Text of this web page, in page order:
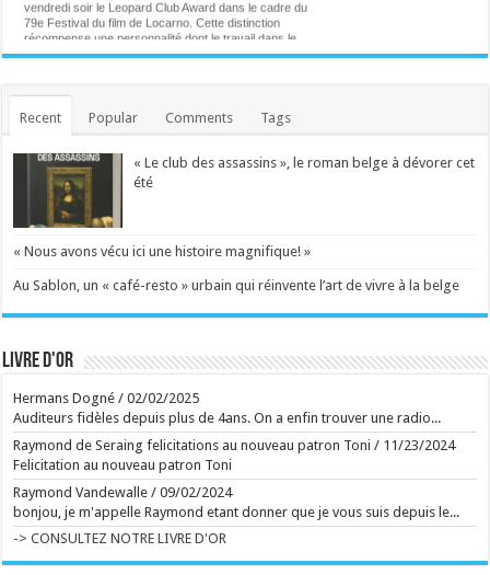
79e Festival du film de Locarno. Cette distinction
récompense une personnalité dont le travail dans le
Ecrit le 08/08 12:50
Une laryngite aiguë contraint Charlotte Cardin à
annuler son concert au Ronquières Festival. Lost
Frequencies la remplacera ce dimanche soir. ...
Ecrit le 09/08 11:18
Immersion dans un monde post-humain, sombre et
poétique
Pierre Huyghe offre une expérience totale à la
Fondation Beyeler à Bâle, reconstruisant un réel
Ecrit le 09/08 11:14
Ecrit le 09/08 11:05
Versailles : "On reçoit entre 20 et 60 alertes par jour"
qu'à Versailles, tout n'est que transparence. ...
Georges-Louis Bouchez ciblé par Roméo Elvis : le
tacle du chanteur au Ronquières Festival
Le chanteur belge n'a pas manqué l'occasion de
glisser une pique politique sur la scène du festival,
dans un échange qui a rapidement fait réagir le
public. ...
Ecrit le 08/08 17:49
Entre le lac de Constance et la piscine de Violetta
Ecrit le 08/08 15:52
Après avoir déclenché une polémique retentissante,
la chanteuse néerlandaise était particulièrement
Recent Popular Comments Tags
« Le club des assassins », le roman belge à dévorer cet
été
« Nous avons vécu ici une histoire magnifique! »
Au Sablon, un « café-resto » urbain qui réinvente l’art de vivre à la belge
Livre d'or
Hermans Dogné /02/02/2025
Auditeurs fidèles depuis plus de 4ans. On a enfin trouver une radio...
Raymond de Seraing felicitations au nouveau patron Toni / 11/23/2024
Felicitation au nouveau patron Toni
Raymond Vandewalle /09/02/2024
bonjou, je m'appelle Raymond etant donner que je vous suis depuis le...
-> CONSULTEZ NOTRE LIVRE D'OR